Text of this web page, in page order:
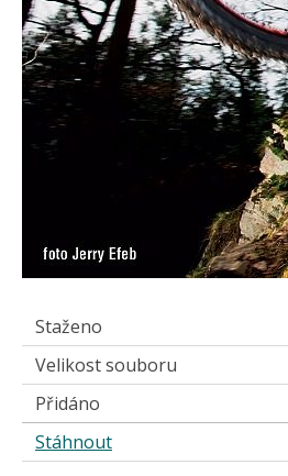
Staženo
Velikost souboru
Přidáno
Stáhnout